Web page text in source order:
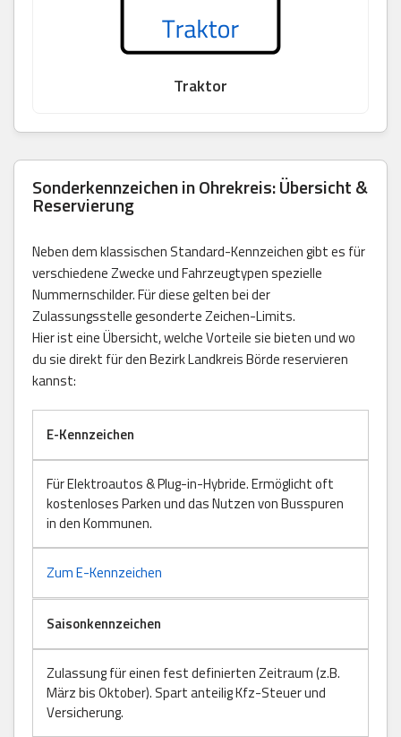
Traktor
Sonderkennzeichen in Ohrekreis: Übersicht &
Reservierung
Neben dem klassischen Standard-Kennzeichen gibt es für
verschiedene Zwecke und Fahrzeugtypen spezielle
Nummernschilder. Für diese gelten bei der
Zulassungsstelle gesonderte Zeichen-Limits.
Hier ist eine Übersicht, welche Vorteile sie bieten und wo
du sie direkt für den Bezirk Landkreis Börde reservieren
kannst:
E-Kennzeichen
Für Elektroautos & Plug-in-Hybride. Ermöglicht oft
kostenloses Parken und das Nutzen von Busspuren
in den Kommunen.
Zum E-Kennzeichen
Saisonkennzeichen
Zulassung für einen fest definierten Zeitraum (z.B.
März bis Oktober). Spart anteilig Kfz-Steuer und
Versicherung.